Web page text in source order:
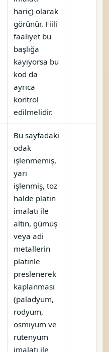
hariç) olarak
görünür. Fiili
faaliyet bu
başlığa
kayıyorsa bu
kod da
ayrıca
kontrol
edilmelidir.
Bu sayfadaki
odak
işlenmemiş,
yarı
işlenmiş, toz
halde platin
imalatı ile
altın, gümüş
veya adi
metallerin
platinle
preslenerek
kaplanması
(paladyum,
rodyum,
osmiyum ve
rutenyum
imalatı ile